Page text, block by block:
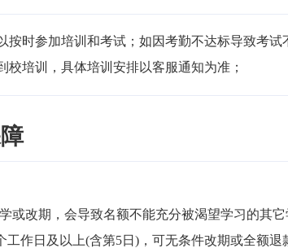
按时参加培训和考试；如因考勤不达标导致考试
校培训，具体培训安排以客服通知为准；
或改期，会导致名额不能充分被渴望学习的其
工作日及以上(含第5日)，可无条件改期或全额退